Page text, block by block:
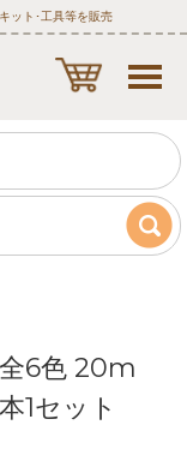
ット･工具等を販売
6色 20m
1セット